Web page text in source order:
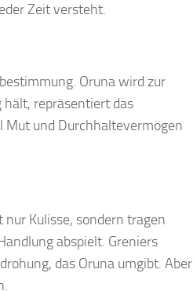
Zeit versteht.
Oruna wird zur
hält, repräsentiert das
Mut und Durchhaltevermögen
Kulisse, sondern tragen
abspielt. Greniers
das Oruna umgibt. Aber